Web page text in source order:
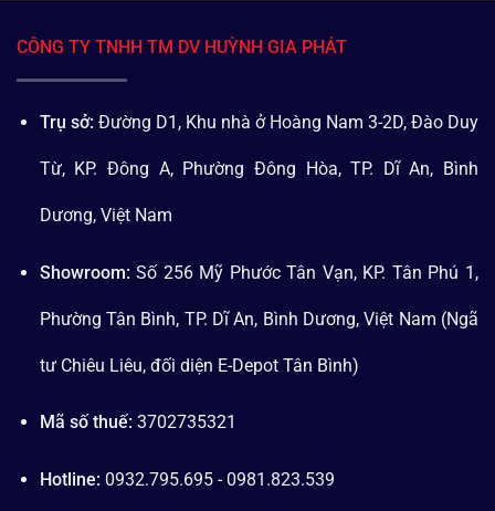
CÔNG TY TNHH TM DV HUỲNH GIA PHÁT
Trụ sở: Đường D1, Khu nhà ở Hoàng Nam 3-2D, Đào Duy
Từ, KP. Đông A, Phường Đông Hòa, TP. Dĩ An, Bình
Dương, Việt Nam
Showroom: Số 256 Mỹ Phước Tân Vạn, KP. Tân Phú 1,
Phường Tân Bình, TP. Dĩ An, Bình Dương, Việt Nam (Ngã
tư Chiêu Liêu, đối diện E-Depot Tân Bình)
Mã số thuế: 3702735321
Hotline: 0932.795.695 - 0981.823.539